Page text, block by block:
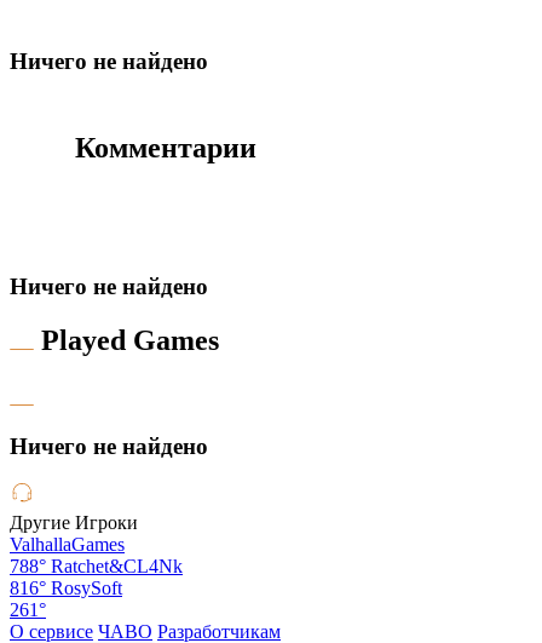
Hичего не найдено
Комментарии
Hичего не найдено
Played Games
Hичего не найдено
Другие Игроки
ValhallaGames
788° Ratchet&CL4Nk
816° RosySoft
261°
О сервисе ЧАВО Разработчикам